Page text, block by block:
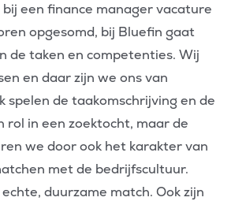
een finance manager vacature
opgesomd, bij Bluefin gaat
de taken en competenties. Wij
en daar zijn we ons van
spelen de taakomschrijving en de
rol in een zoektocht, maar de
we door ook het karakter van
met de bedrijfscultuur.
duurzame match. Ook zijn